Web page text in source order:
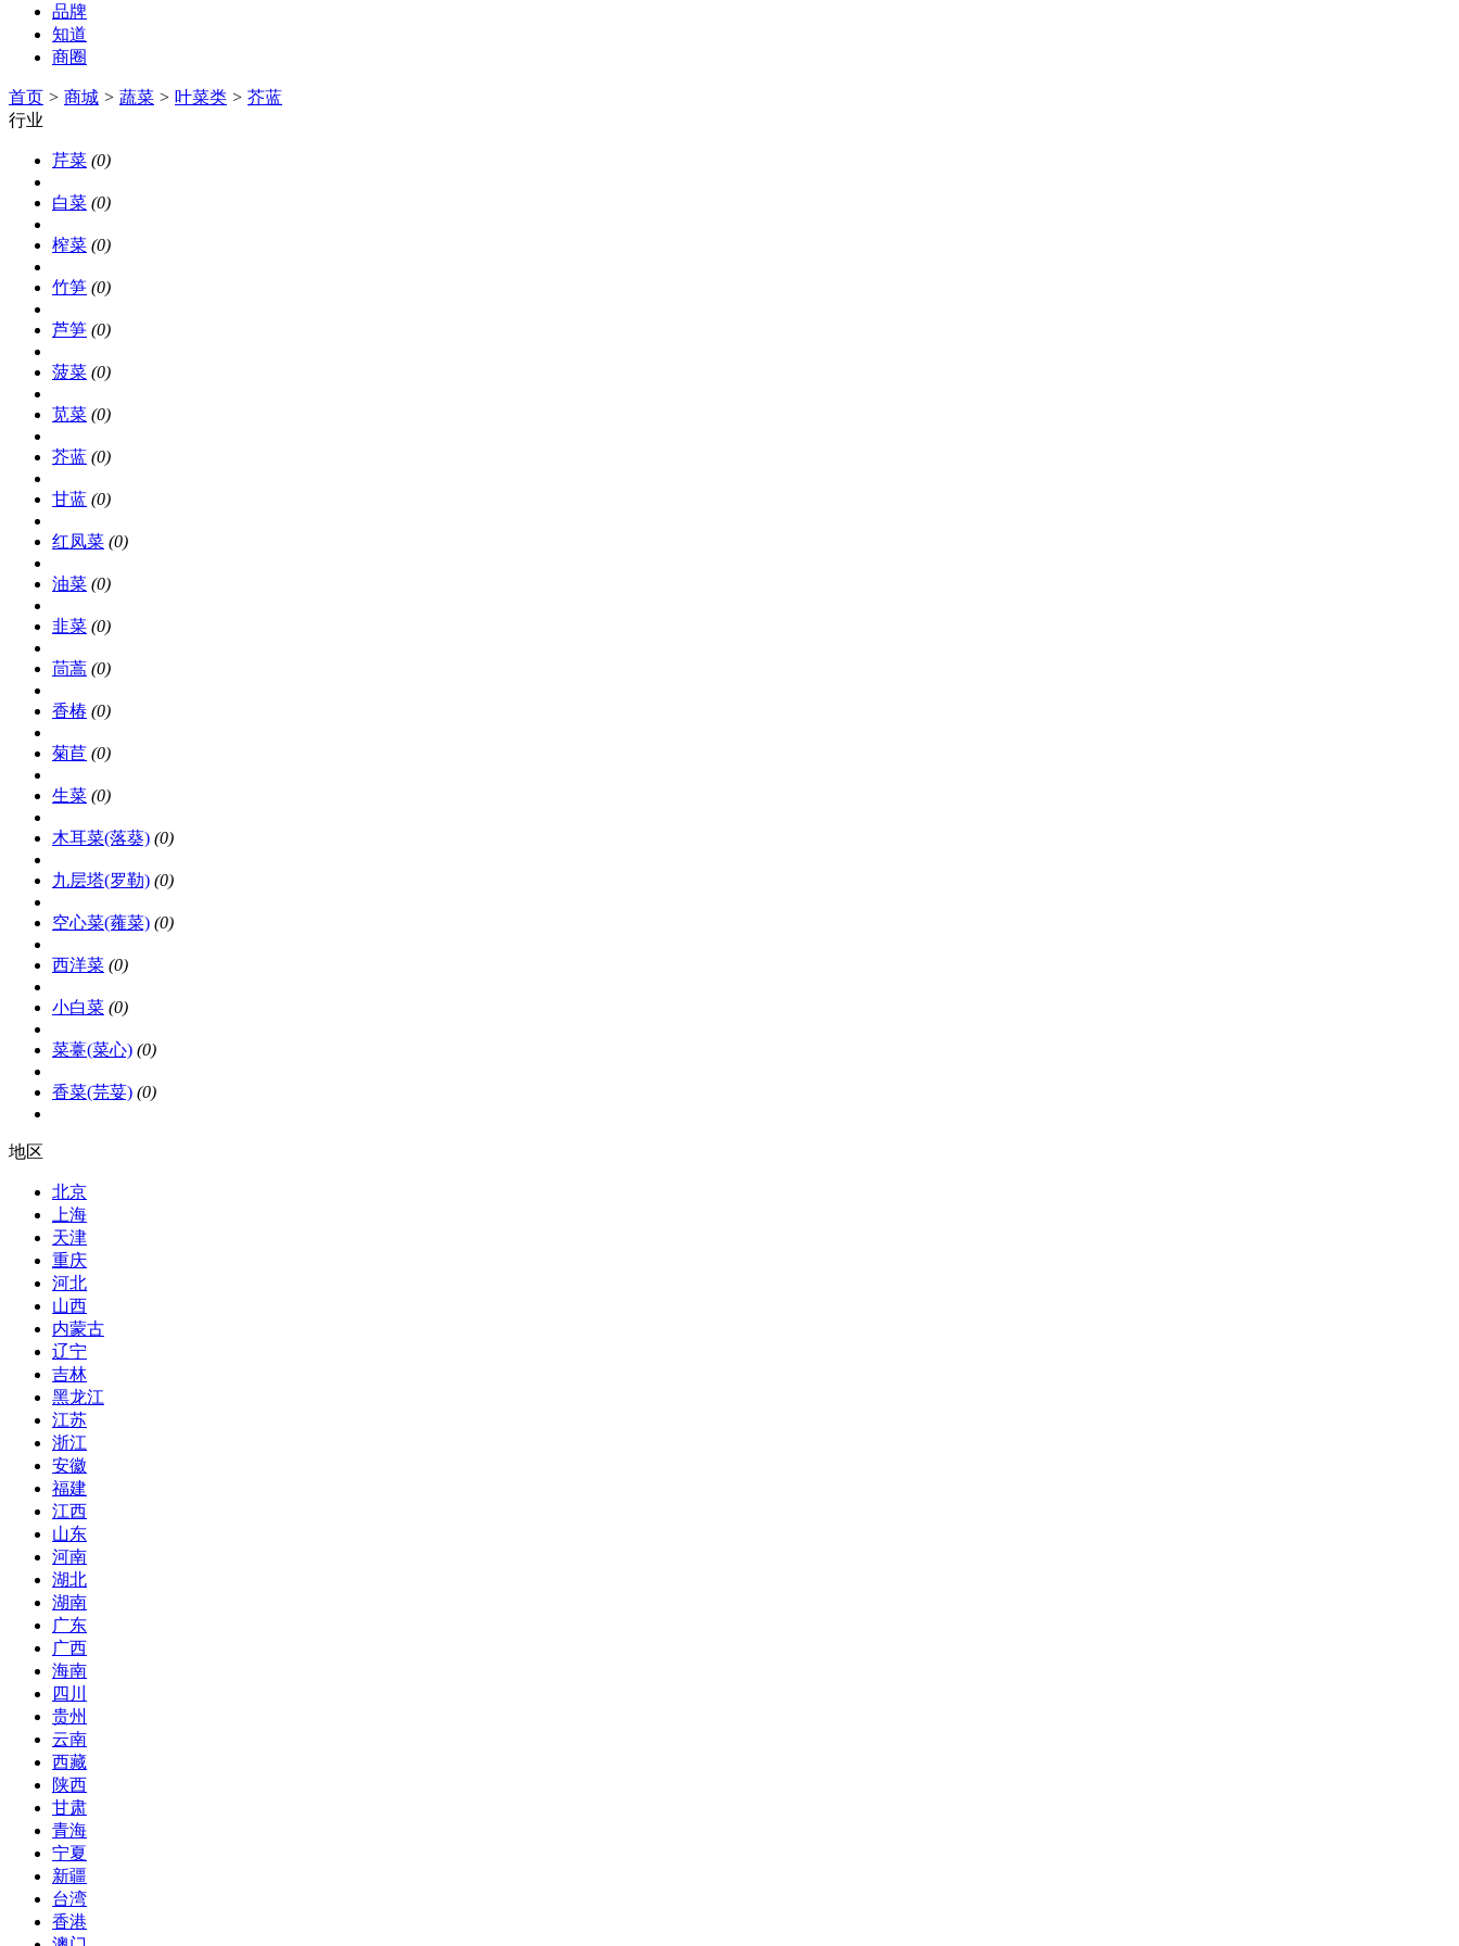
品牌
知道
商圈
首页 > 商城 > 蔬菜 > 叶菜类 > 芥蓝
行业
芹菜 (0)
白菜 (0)
榨菜 (0)
竹笋 (0)
芦笋 (0)
菠菜 (0)
苋菜 (0)
芥蓝 (0)
甘蓝 (0)
红凤菜 (0)
油菜 (0)
韭菜 (0)
茼蒿 (0)
香椿 (0)
菊苣 (0)
生菜 (0)
木耳菜(落葵) (0)
九层塔(罗勒) (0)
空心菜(蕹菜) (0)
西洋菜 (0)
小白菜 (0)
菜薹(菜心) (0)
香菜(芫荽) (0)
地区
北京
上海
天津
重庆
河北
山西
内蒙古
辽宁
吉林
黑龙江
江苏
浙江
安徽
福建
江西
山东
河南
湖北
湖南
广东
广西
海南
四川
贵州
云南
西藏
陕西
甘肃
青海
宁夏
新疆
台湾
香港